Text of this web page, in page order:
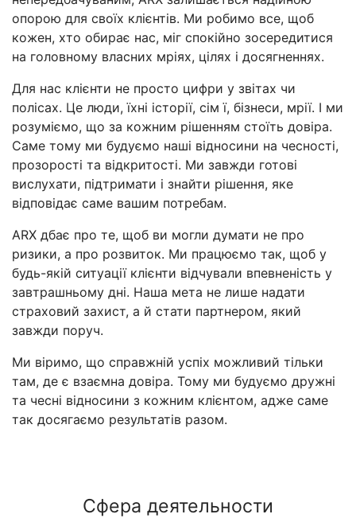
опорою для своїх клієнтів. Ми робимо все, щоб
кожен, хто обирає нас, міг спокійно зосередитися
на головному власних мріях, цілях і досягненнях.
Для нас клієнти не просто цифри у звітах чи
полісах. Це люди, їхні історії, сім ї, бізнеси, мрії. І ми
розуміємо, що за кожним рішенням стоїть довіра.
Саме тому ми будуємо наші відносини на чесності,
прозорості та відкритості. Ми завжди готові
вислухати, підтримати і знайти рішення, яке
відповідає саме вашим потребам.
ARX дбає про те, щоб ви могли думати не про
ризики, а про розвиток. Ми працюємо так, щоб у
будь-якій ситуації клієнти відчували впевненість у
завтрашньому дні. Наша мета не лише надати
страховий захист, а й стати партнером, який
завжди поруч.
Ми віримо, що справжній успіх можливий тільки
там, де є взаємна довіра. Тому ми будуємо дружні
та чесні відносини з кожним клієнтом, адже саме
так досягаємо результатів разом.
Сфера деятельности